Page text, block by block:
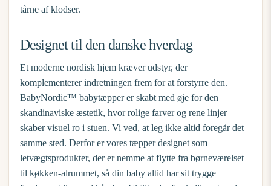
tårne af klodser.
Designet til den danske hverdag
Et moderne nordisk hjem kræver udstyr, der
komplementerer indretningen frem for at forstyrre den.
BabyNordic™ babytæpper er skabt med øje for den
skandinaviske æstetik, hvor rolige farver og rene linjer
skaber visuel ro i stuen. Vi ved, at leg ikke altid foregår det
samme sted. Derfor er vores tæpper designet som
letvægtsprodukter, der er nemme at flytte fra børneværelset
til køkken-alrummet, så din baby altid har sit trygge